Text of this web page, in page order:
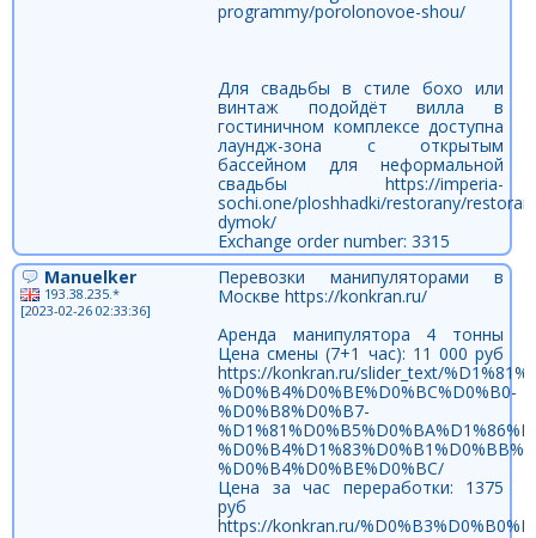
programmy/porolonovoe-shou/
Для свадьбы в стиле бохо или
винтаж подойдёт вилла в
гостиничном комплексе доступна
лаундж-зона с открытым
бассейном для неформальной
свадьбы https://imperia-
sochi.one/ploshhadki/restorany/
dymok/
Exchange order number: 3315
Manuelker
193.38.235.*
[2023-02-26 02:33:36]
Перевозки манипуляторами в
Москве https://konkran.ru/
Аренда манипулятора 4 тонны
Цена смены (7+1 час): 11 000 руб
https://konkran.ru/slider_text/
%D0%B4%D0%BE%D0%BC%D0%B0-
%D0%B8%D0%B7-
%D0%B4%D0%BE%D0%BC/
Цена за час переработки: 1375
руб
https://konkran.ru/